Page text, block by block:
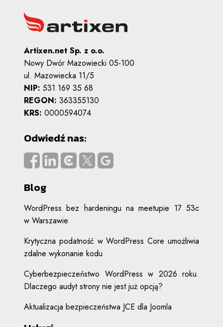
Artixen.net Sp. z o.o.
Nowy Dwór Mazowiecki 05-100
ul. Mazowiecka 11/5
NIP: 531 169 35 68
REGON: 363355130
KRS: 0000594074
Odwiedź nas:
Blog
WordPress bez hardeningu na meetupie 17 53c
w Warszawie
Krytyczna podatność w WordPress Core umożliwia
zdalne wykonanie kodu
Cyberbezpieczeństwo WordPress w 2026 roku.
Dlaczego audyt strony nie jest już opcją?
Aktualizacja bezpieczeństwa JCE dla Joomla